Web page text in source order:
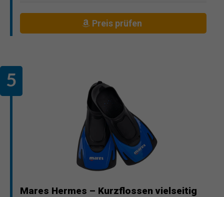
Preis prüfen
Mares Hermes – Kurzflossen vielseitig